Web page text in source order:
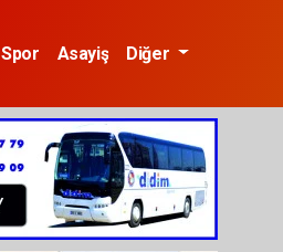
Spor Asayiş Diğer